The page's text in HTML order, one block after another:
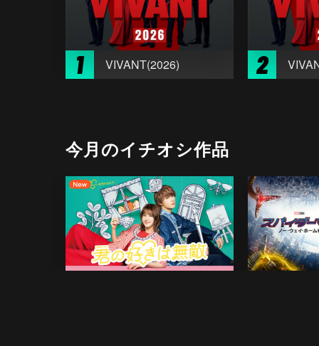
1 VIVANT(2026) 2
今月のイチオシ作品